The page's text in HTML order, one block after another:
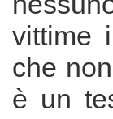
vittime
che
è un